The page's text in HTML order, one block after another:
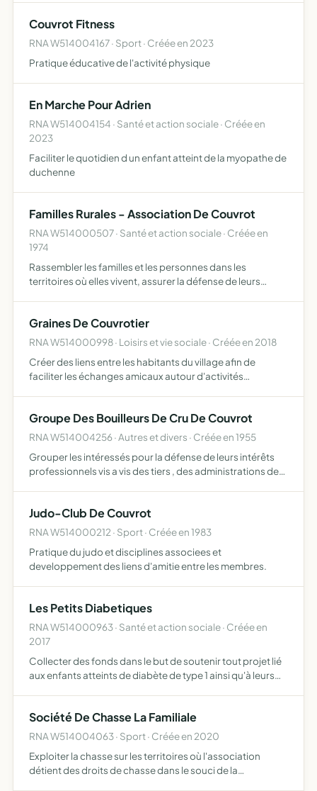
Couvrot Fitness
RNA W514004167 · Sport · Créée en 2023
Pratique éducative de l'activité physique
En Marche Pour Adrien
RNA W514004154 · Santé et action sociale · Créée en
2023
Faciliter le quotidien d un enfant atteint de la myopathe de
duchenne
Familles Rurales - Association De Couvrot
RNA W514000507 · Santé et action sociale · Créée en
1974
Rassembler les familles et les personnes dans les
territoires où elles vivent, assurer la défense de leurs
Graines De Couvrotier
RNA W514000998 · Loisirs et vie sociale · Créée en 2018
Créer des liens entre les habitants du village afin de
faciliter les échanges amicaux autour d'activités
d'évènements
Groupe Des Bouilleurs De Cru De Couvrot
RNA W514004256 · Autres et divers · Créée en 1955
Grouper les intéressés pour la défense de leurs intérêts
professionnels vis a vis des tiers , des administrations de
Judo-Club De Couvrot
RNA W514000212 · Sport · Créée en 1983
Pratique du judo et disciplines associees et
developpement des liens d'amitie entre les membres.
Les Petits Diabetiques
RNA W514000963 · Santé et action sociale · Créée en
2017
Collecter des fonds dans le but de soutenir tout projet lié
aux enfants atteints de diabète de type 1 ainsi qu'à leurs
Société De Chasse La Familiale
RNA W514004063 · Sport · Créée en 2020
Exploiter la chasse sur les territoires où l'association
détient des droits de chasse dans le souci de la